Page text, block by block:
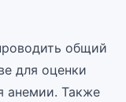
общий
для оценки
анемии. Также